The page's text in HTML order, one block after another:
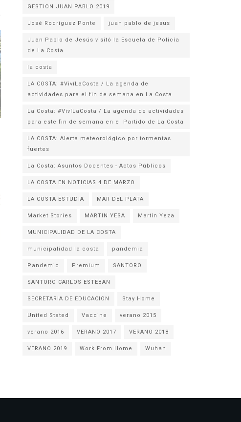
GESTION JUAN PABLO 2019
José Rodríguez Ponte
juan pablo de jesus
Juan Pablo de Jesús visitó la Escuela de Policía
la costa
LA COSTA: #VivíLaCosta / La agenda de
actividades para el fin de semana en La Costa
La Costa: #VivíLaCosta / La agenda de actividades
para este fin de semana en el Partido de La Costa
LA COSTA: Alerta meteorológico por tormentas
fuertes
La Costa: Asuntos Docentes - Actos Públicos
LA COSTA EN NOTICIAS 4 DE MARZO
LA COSTA ESTUDIA
MAR DEL PLATA
Market Stories
MARTIN YESA
Martín Yeza
MUNICIPALIDAD DE LA COSTA
municipalidad la costa
pandemia
Pandemic
Premium
SANTORO
SANTORO CARLOS ESTEBAN
SECRETARIA DE EDUCACION
Stay Home
United Stated
Vaccine
verano 2015
verano 2016
VERANO 2017
VERANO 2018
VERANO 2019
Work From Home Wuhan